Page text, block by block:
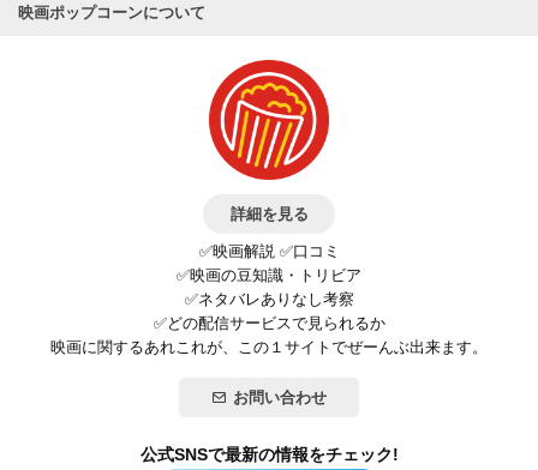
映画ポップコーンについて
詳細を見る
✅映画解説 ✅口コミ
✅映画の豆知識・トリビア
✅ネタバレありなし考察
✅どの配信サービスで見られるか
映画に関するあれこれが、この１サイトでぜーんぶ出来ます。
お問い合わせ
公式SNSで最新の情報をチェック!